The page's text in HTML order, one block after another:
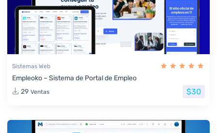
Sistemas Web
Empleoko – Sistema de Portal de Empleo
29 Ventas $30